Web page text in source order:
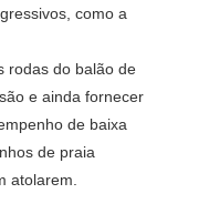
como a
rodas do balão de
e ainda fornecer
de baixa
de praia
atolarem.